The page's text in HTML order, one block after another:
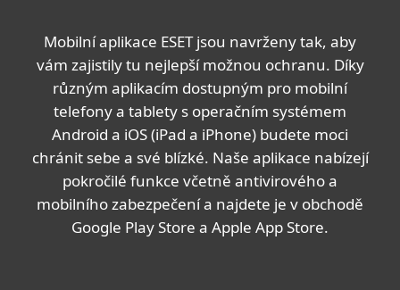
Mobilní aplikace ESET jsou navrženy tak, aby
vám zajistily tu nejlepší možnou ochranu. Díky
různým aplikacím dostupným pro mobilní
telefony a tablety s operačním systémem
Android a iOS (iPad a iPhone) budete moci
chránit sebe a své blízké. Naše aplikace nabízejí
pokročilé funkce včetně antivirového a
mobilního zabezpečení a najdete je v obchodě
Google Play Store a Apple App Store.